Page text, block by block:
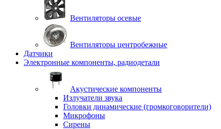
Вентиляторы осевые
Вентиляторы центробежные
Датчики
Электронные компоненты, радиодетали
Акустические компоненты
Излучатели звука
Головки динамические (громкоговорители)
Микрофоны
Сирены